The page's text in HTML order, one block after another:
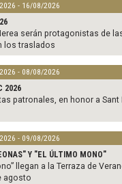
- 16/08/2026
serán protagonistas de
los traslados
- 08/08/2026
2026
patronales, en honor a Sant
- 09/08/2026
Y "EL ÚLTIMO MONO"
llegan a la Terraza de
agosto